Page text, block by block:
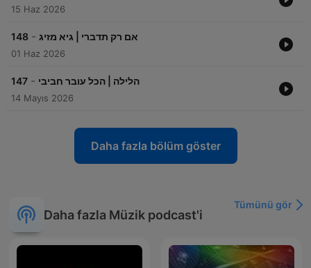
15 Haz 2026
148 - אם רק תדברי | גיא מזיג
01 Haz 2026
147 - הלילה | הכל עובר חביבי
14 Mayıs 2026
Daha fazla bölüm göster
Daha fazla Müzik podcast'i
Tümünü gör